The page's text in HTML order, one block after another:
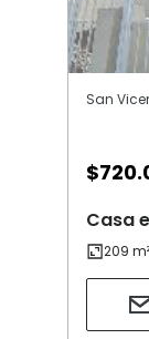
San
$
Casa